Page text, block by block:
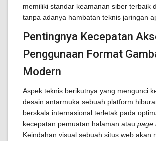
memiliki standar keamanan siber terbaik
tanpa adanya hambatan teknis jaringan
Pentingnya Kecepatan
Penggunaan Format
Modern
Aspek teknis berikutnya yang mengunci
desain antarmuka sebuah platform
berskala internasional terletak pada
kecepatan pemuatan halaman atau page
Keindahan visual sebuah situs web akan